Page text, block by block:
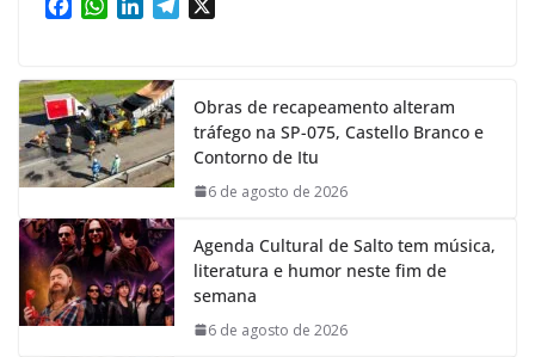
e
b
o
o
k
W
t
s
A
p
p
k
e
d
I
n
m
Obras de recapeamento alteram
tráfego na SP-075, Castello Branco e
Contorno de Itu
6 de agosto de 2026
Agenda Cultural de Salto tem música,
literatura e humor neste fim de
semana
6 de agosto de 2026